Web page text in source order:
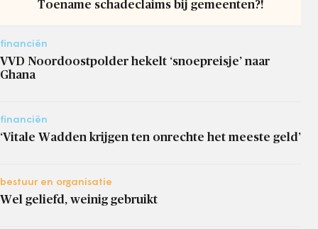
Toename schadeclaims bij gemeenten?!
financiën
VVD Noordoostpolder hekelt ‘snoepreisje’ naar
Ghana
financiën
‘Vitale Wadden krijgen ten onrechte het meeste geld’
bestuur en organisatie
Wel geliefd, weinig gebruikt